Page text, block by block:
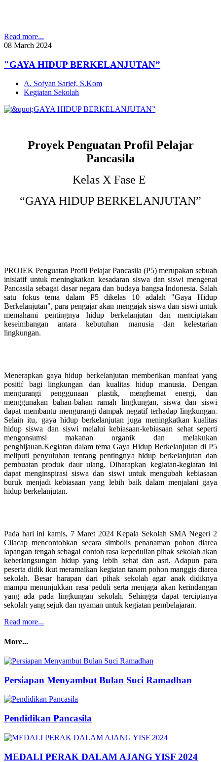
Read more...
08 March 2024
"GAYA HIDUP BERKELANJUTAN”
A. Sofyan Sarief, S.Kom
Kegiatan Sekolah
Proyek Penguatan Profil Pelajar
Pancasila
Kelas X Fase E
“GAYA HIDUP BERKELANJUTAN”
PROJEK Penguatan Profil Pelajar Pancasila (P5) merupakan sebuah
inisiatif untuk meningkatkan kesadaran siswa dan siswi mengenai
Pancasila sebagai dasar negara dan budaya bangsa Indonesia. Salah
satu fokus tema dalam P5 dikelas 10 adalah "Gaya Hidup
Berkelanjutan", para pengajar akan mengajak siswa dan siswi untuk
memahami pentingnya hidup berkelanjutan dan menciptakan
keseimbangan antara kebutuhan manusia dan kelestarian
lingkungan.
Menerapkan gaya hidup berkelanjutan memberikan manfaat yang
positif bagi lingkungan dan kualitas hidup manusia. Dengan
mengurangi penggunaan plastik, menghemat energi, dan
menggunakan bahan-bahan ramah lingkungan, siswa dan siswi
dapat membantu mengurangi dampak negatif terhadap lingkungan.
Selain itu, gaya hidup berkelanjutan juga meningkatkan kualitas
hidup siswa dan siswi melalui kebiasaan-kebiasaan sehat seperti
mengonsumsi makanan organik dan melakukan
penghijauan.Kegiatan dalam tema Gaya Hidup Berkelanjutan di P5
meliputi penyuluhan tentang pentingnya hidup berkelanjutan dan
pembuatan produk daur ulang. Diharapkan kegiatan-kegiatan ini
dapat menginspirasi siswa dan siswi untuk mengubah kebiasaan
buruk menjadi kebiasaan yang lebih baik dalam menjalani gaya
hidup berkelanjutan.
Pada hari ini kamis, 7 Maret 2024 Kepala Sekolah SMA Negeri 2
Cilacap mencontohkan secara simbolis penanaman pohon diarea
lapangan tengah sebagai contoh rasa kepedulian pihak sekolah akan
keberlangsungan hidup yang lebih sehat dan asri. Adapun para
peserta didik ikut meramaikan kegiatan tanam pohon manggis diarea
sekolah. Besar harapan dari pihak sekolah agar anak didiknya
mampu menunjukkan rasa peduli serta menjaga akan kerindangan
yang ada pada lingkungan sekolah. Sehingga dapat terciptanya
sekolah yang sejuk dan nyaman untuk kegiatan pembelajaran.
Read more...
More...
Persiapan Menyambut Bulan Suci Ramadhan
Pendidikan Pancasila
MEDALI PERAK DALAM AJANG YISF 2024